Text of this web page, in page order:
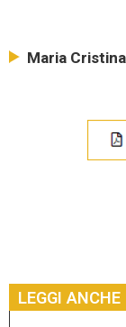
Maria
LEGGI ANCHE